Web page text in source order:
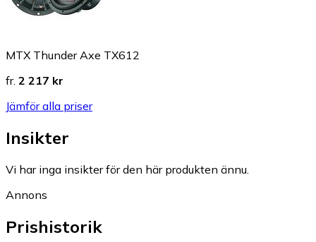
MTX Thunder Axe TX612
fr. 2 217 kr
Jämför alla priser
Insikter
Vi har inga insikter för den här produkten ännu.
Annons
Prishistorik